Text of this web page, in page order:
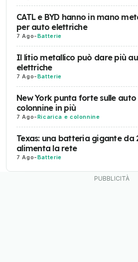
CATL e BYD hanno in mano
per auto elettriche
7 Ago-Batterie
Il litio metallico può dare più
elettriche
7 Ago-Batterie
New York punta forte sulle
colonnine in più
7 Ago-Ricarica e colonnine
Texas: una batteria gigante da
alimenta la rete
7 Ago-Batterie